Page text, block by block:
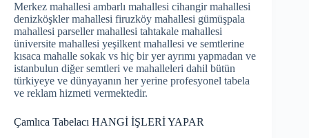
Merkez mahallesi ambarlı mahallesi cihangir mahallesi
denizköşkler mahallesi firuzköy mahallesi gümüşpala
mahallesi parseller mahallesi tahtakale mahallesi
üniversite mahallesi yeşilkent mahallesi ve semtlerine
kısaca mahalle sokak vs hiç bir yer ayrımı yapmadan ve
istanbulun diğer semtleri ve mahalleleri dahil bütün
türkiyeye ve dünyayanın her yerine profesyonel tabela
ve reklam hizmeti vermektedir.
Çamlıca Tabelacı HANGİ İŞLERİ YAPAR